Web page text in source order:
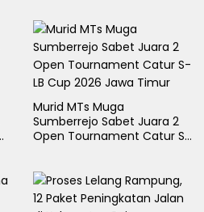
Murid MTs Muga
Sumberrejo Sabet Juara 2
Open Tournament Catur S-